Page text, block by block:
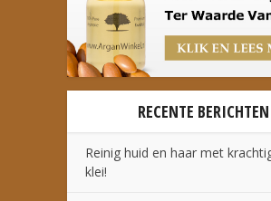
RECENTE BERICHTEN
Reinig huid en haar met
klei!